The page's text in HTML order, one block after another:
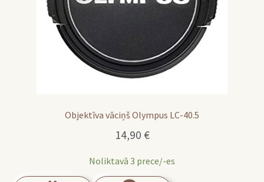
Objektīva vāciņš Olympus LC-40.5
14,90 €
Noliktavā 3 prece/-es